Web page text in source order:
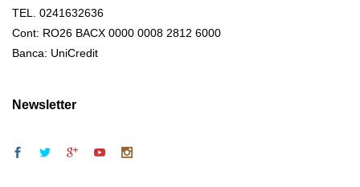
TEL. 0241632636
Cont: RO26 BACX 0000 0008 2812 6000
Banca: UniCredit
Newsletter